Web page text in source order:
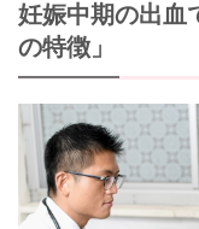
妊娠中期の出血
の特徴」